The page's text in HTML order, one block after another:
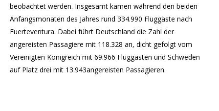
beobachtet werden. Insgesamt kamen während den beiden
Anfangsmonaten des Jahres rund 334.990 Fluggäste nach
Fuerteventura. Dabei führt Deutschland die Zahl der
angereisten Passagiere mit 118.328 an, dicht gefolgt vom
Vereinigten Königreich mit 69.966 Fluggästen und Schweden
auf Platz drei mit 13.943angereisten Passagieren.